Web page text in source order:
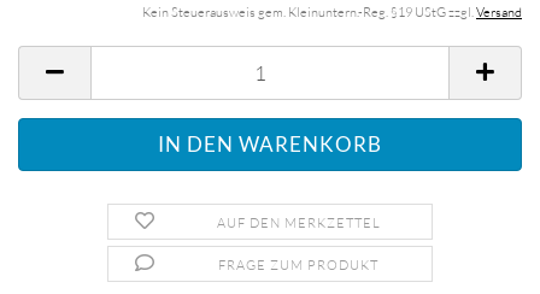
Kein Steuerausweis gem. Kleinuntern.-Reg. §19 UStG zzgl. Versand
AUF DEN MERKZETTEL
FRAGE ZUM PRODUKT